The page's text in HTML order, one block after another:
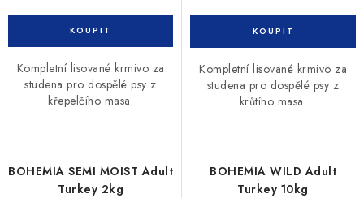
Kompletní lisované krmivo za
studena pro dospělé psy z
křepelčího masa.
Kompletní lisované krmivo za
studena pro dospělé psy z
krůtího masa.
BOHEMIA SEMI MOIST Adult
Turkey 2kg
BOHEMIA WILD Adult
Turkey 10kg